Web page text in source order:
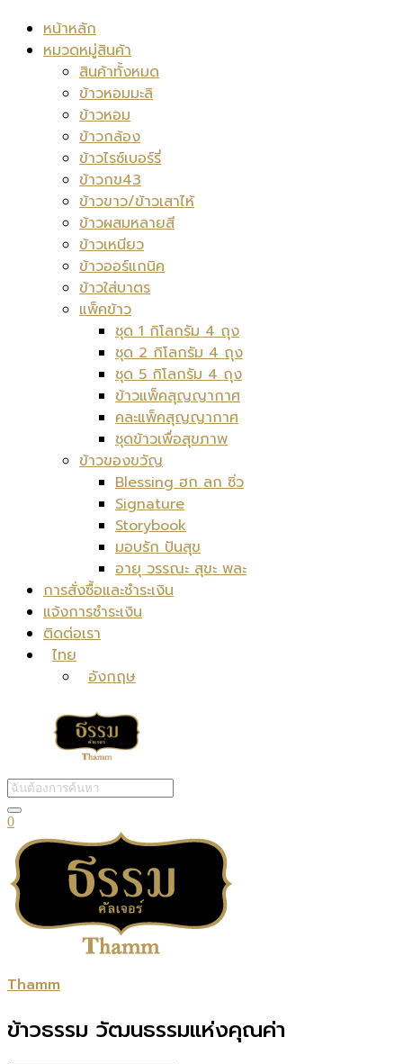
หน้าหลัก
หมวดหมู่สินค้า
สินค้าทั้งหมด
ข้าวหอมมะลิ
ข้าวหอม
ข้าวกล้อง
ข้าวไรซ์เบอร์รี่
ข้าวกข43
ข้าวขาว/ข้าวเสาไห้
ข้าวผสมหลายสี
ข้าวเหนียว
ข้าวออร์แกนิค
ข้าวใส่บาตร
แพ็คข้าว
ชุด 1 กิโลกรัม 4 ถุง
ชุด 2 กิโลกรัม 4 ถุง
ชุด 5 กิโลกรัม 4 ถุง
ข้าวแพ็คสุญญากาศ
คละแพ็คสุญญากาศ
ชุดข้าวเพื่อสุขภาพ
ข้าวของขวัญ
Blessing ฮก ลก ซิ่ว
Signature
Storybook
มอบรัก ปันสุข
อายุ วรรณะ สุขะ พละ
การสั่งซื้อและชำระเงิน
แจ้งการชำระเงิน
ติดต่อเรา
ไทย
อังกฤษ
0
Thamm
ข้าวธรรม วัฒนธรรมแห่งคุณค่า